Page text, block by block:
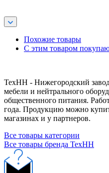
Похожие товары
С этим товаром
ТехНН - Нижегородский
мебели и нейтрального
общественного питания.
года. Продукцию можно
магазинах и у партнеров.
Все товары категории
Все товары бренда ТехНН